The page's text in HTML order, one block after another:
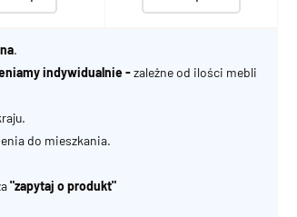
.
indywidualnie -zależne od ilości mebli
do mieszkania.
"zapytaj o produkt"